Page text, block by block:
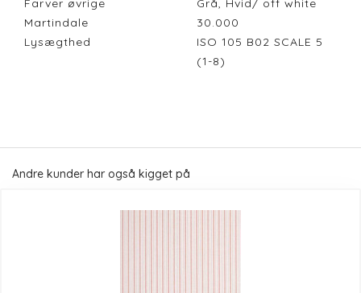
Farver øvrige
Grå, Hvid/ off white
Martindale
30.000
Lysægthed
ISO 105 B02 SCALE 5
(1-8)
Andre kunder har også kigget på